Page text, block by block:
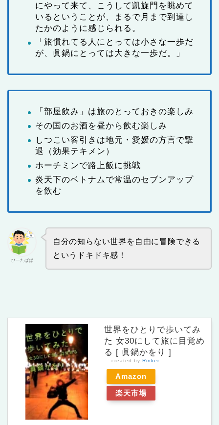
にやって来て、こうして凱旋門を眺めて
いるということが、まるで月まで到達し
たかのように感じられる。
「旅慣れてる人にとっては小さな一歩だ
が、眞鍋にとっては大きな一歩だ。」
「部屋飲み」は旅のとっておきの楽しみ
その国のお酒を昼から飲む楽しみ
しつこい客引きは地元・愛媛の方言で撃
退（効果テキメン）
ホーチミンで路上飯に挑戦
炎天下のベトナムで常温のセブンアップ
を飲む
ひーたぱぱ
自分の知らない世界を自由に冒険できる
というドキドキ感！
世界をひとりで歩いてみ
た 女30にして旅に目覚め
る [ 眞鍋かをり ]
created by Rinker
Amazon
楽天市場